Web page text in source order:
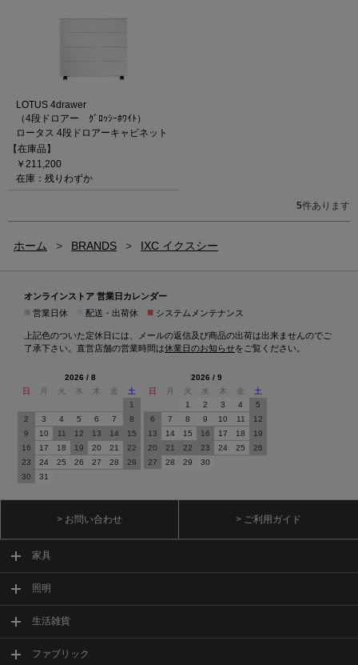
LOTUS 4drawer
（4段ドロアー ｸﾞﾛｯｼｰﾎﾜｲﾄ）
ロータス 4段ドロアーキャビネット
【在庫品】
￥211,200
在庫：残りわずか
5件あります
ホーム > BRANDS > IXC イクスシー
オンラインストア 営業日カレンダー
営業日休 配送・出荷休 ■ システムメンテナンス
上記色のついた定休日には、メールの返信及び商品の出荷は出来ませんのでご
了承下さい。直営店舗の営業時間は休業日のお知らせをご覧ください。
2026 / 8
日
月 火 水 木 金
土
1
2
3 4 5 6 7
8
9
10 11 12 13 14
15
16
17 18 19 20 21
22
23
24 25 26 27 28
29
30
31
2026 / 9
日
月 火 水 木 金
土
1
2 3 4
5
6
7 8 9 10 11
12
13
14 15 16 17 18
19
20
21 22 23 24 25
26
27
28 29 30
> お問い合わせ > ご利用ガイド
家具
照明
生活雑貨
ファブリック